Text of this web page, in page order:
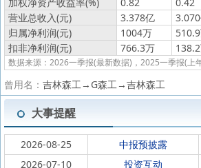
营业总收入(元)
3.378亿
归属净利润(元)
1004万
扣非净利润(元)
766.3万
数据来源：2026一季报(最新数据)，2025一季报(上
曾用名： 吉林森工→G森工→吉林森工
大事提醒
2026-08-25 中报预披露
2026-07-10
投资互动